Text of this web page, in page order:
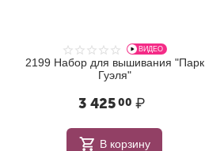
ВИДЕО
2199 Набор для вышивания "Парк
Гуэля"
3 425 00 ₽
В корзину